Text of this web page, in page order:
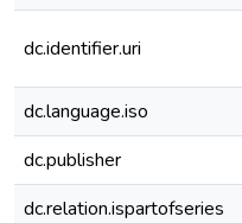
dc.identifier.uri
dc.language.iso
dc.publisher
dc.relation.ispartofseries